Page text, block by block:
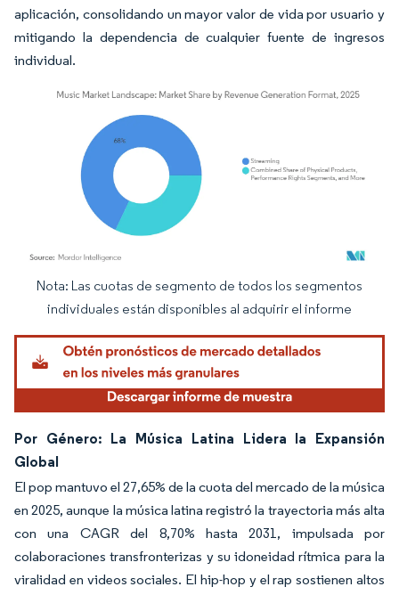
aplicación, consolidando un mayor valor de vida por usuario y
mitigando la dependencia de cualquier fuente de ingresos
individual.
Imagen © Mordor Intelligence. El uso requiere atribución según CC BY 4.0.
Nota: Las cuotas de segmento de todos los segmentos
individuales están disponibles al adquirir el informe
Por Género: La Música Latina Lidera la Expansión
Global
El pop mantuvo el 27,65% de la cuota del mercado de la música
en 2025, aunque la música latina registró la trayectoria más alta
con una CAGR del 8,70% hasta 2031, impulsada por
colaboraciones transfronterizas y su idoneidad rítmica para la
viralidad en videos sociales. El hip-hop y el rap sostienen altos